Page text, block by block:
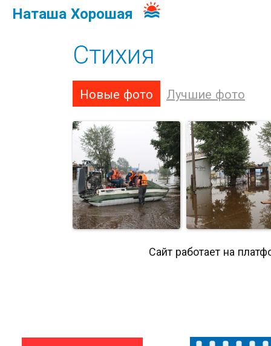
Наташа Хорошая
Стихия
Новые фото Лучшие фото
Тулуне
Тулуне 2019
Сайт работает на